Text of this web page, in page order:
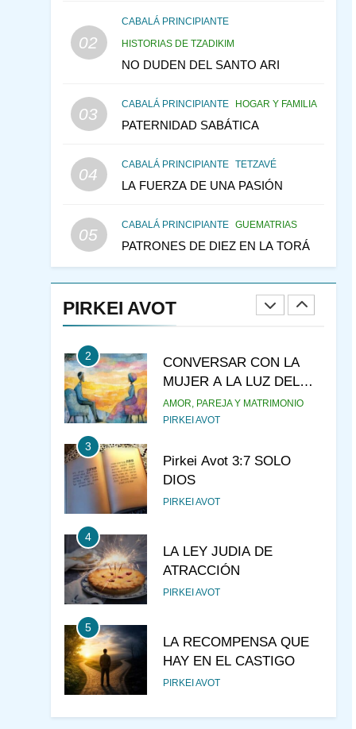
02
CABALÁ PRINCIPIANTE
HISTORIAS DE TZADIKIM
NO DUDEN DEL SANTO ARI
03
CABALÁ PRINCIPIANTE HOGAR Y FAMILIA
PATERNIDAD SABÁTICA
04
CABALÁ PRINCIPIANTE TETZAVÉ
LA FUERZA DE UNA PASIÓN
05
CABALÁ PRINCIPIANTE GUEMATRIAS
PATRONES DE DIEZ EN LA TORÁ
PIRKEI AVOT
CONSEJO DE LOS
PADRES
PENSAMIENTO JUDÍO
DEL TEMPLO Y LA
ALEGRÍA EN MEDIO DE
MES DE MENAJEM AV
147
VEAMOS ¿POR QUÉ
DE LAS MUJERES
PENSAMIENTO JUDÍO
1
CURSOS
2
CONVERSAR CON LA
MUJER A LA LUZ DEL
JUDAÍSMO
AMOR, PAREJA Y MATRIMONIO
PIRKEI AVOT
3
Pirkei Avot 3:7 SOLO
DIOS
PIRKEI AVOT
4
LA LEY JUDIA DE
ATRACCIÓN
PIRKEI AVOT
5
LA RECOMPENSA QUE
HAY EN EL CASTIGO
PIRKEI AVOT
6